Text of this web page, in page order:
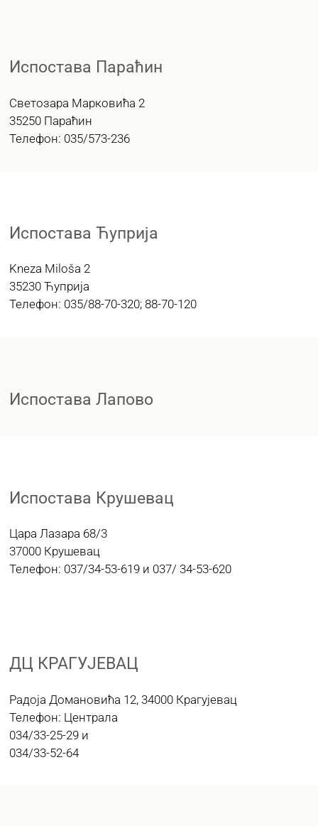
Испостава Параћин
Светозара Марковића 2
35250 Параћин
Телефон: 035/573-236
Испостава Ћуприја
Kneza Miloša 2
35230 Ћуприја
Телефон: 035/88-70-320; 88-70-120
Испостава Лапово
Испостава Крушевац
Цара Лазара 68/3
37000 Крушевац
Телефон: 037/34-53-619 и 037/ 34-53-620
ДЦ КРАГУЈЕВАЦ
Радоја Домановића 12, 34000 Крагујевац
Телефон: Централа
034/33-25-29 и
034/33-52-64